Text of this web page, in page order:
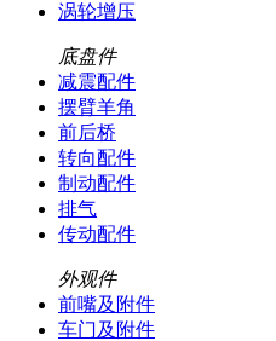
涡轮增压
底盘件
减震配件
摆臂羊角
前后桥
转向配件
制动配件
排气
传动配件
外观件
前嘴及附件
车门及附件